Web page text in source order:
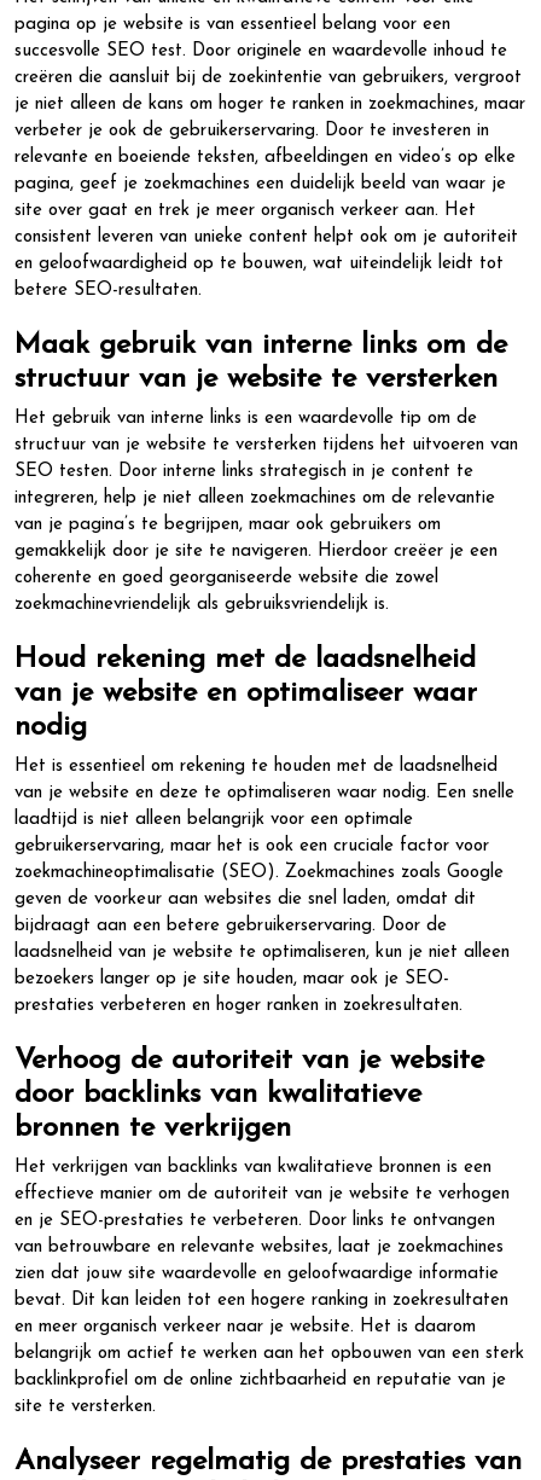
pagina op je website is van essentieel belang voor een
succesvolle SEO test. Door originele en waardevolle inhoud te
creëren die aansluit bij de zoekintentie van gebruikers, vergroot
je niet alleen de kans om hoger te ranken in zoekmachines, maar
verbeter je ook de gebruikerservaring. Door te investeren in
relevante en boeiende teksten, afbeeldingen en video’s op elke
pagina, geef je zoekmachines een duidelijk beeld van waar je
site over gaat en trek je meer organisch verkeer aan. Het
consistent leveren van unieke content helpt ook om je autoriteit
en geloofwaardigheid op te bouwen, wat uiteindelijk leidt tot
betere SEO-resultaten.
Maak gebruik van interne links om de
structuur van je website te versterken
Het gebruik van interne links is een waardevolle tip om de
structuur van je website te versterken tijdens het uitvoeren van
SEO testen. Door interne links strategisch in je content te
integreren, help je niet alleen zoekmachines om de relevantie
van je pagina’s te begrijpen, maar ook gebruikers om
gemakkelijk door je site te navigeren. Hierdoor creëer je een
coherente en goed georganiseerde website die zowel
zoekmachinevriendelijk als gebruiksvriendelijk is.
Houd rekening met de laadsnelheid
van je website en optimaliseer waar
nodig
Het is essentieel om rekening te houden met de laadsnelheid
van je website en deze te optimaliseren waar nodig. Een snelle
laadtijd is niet alleen belangrijk voor een optimale
gebruikerservaring, maar het is ook een cruciale factor voor
zoekmachineoptimalisatie (SEO). Zoekmachines zoals Google
geven de voorkeur aan websites die snel laden, omdat dit
bijdraagt aan een betere gebruikerservaring. Door de
laadsnelheid van je website te optimaliseren, kun je niet alleen
bezoekers langer op je site houden, maar ook je SEO-
prestaties verbeteren en hoger ranken in zoekresultaten.
Verhoog de autoriteit van je website
door backlinks van kwalitatieve
bronnen te verkrijgen
Het verkrijgen van backlinks van kwalitatieve bronnen is een
effectieve manier om de autoriteit van je website te verhogen
en je SEO-prestaties te verbeteren. Door links te ontvangen
van betrouwbare en relevante websites, laat je zoekmachines
zien dat jouw site waardevolle en geloofwaardige informatie
bevat. Dit kan leiden tot een hogere ranking in zoekresultaten
en meer organisch verkeer naar je website. Het is daarom
belangrijk om actief te werken aan het opbouwen van een sterk
backlinkprofiel om de online zichtbaarheid en reputatie van je
site te versterken.
Analyseer regelmatig de prestaties van